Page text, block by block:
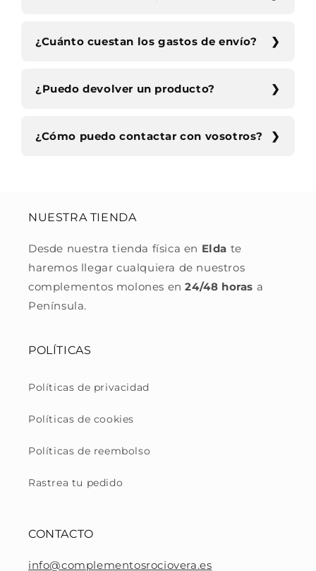
¿Cuánto cuestan los gastos de envío?
¿Puedo devolver un producto?
¿Cómo puedo contactar con vosotros?
NUESTRA TIENDA
Desde nuestra tienda física en Elda te
haremos llegar cualquiera de nuestros
complementos molones en24/48 horas a
Península.
POLÍTICAS
Políticas de privacidad
Políticas de cookies
Políticas de reembolso
Rastrea tu pedido
CONTACTO
info@complementosrociovera.es